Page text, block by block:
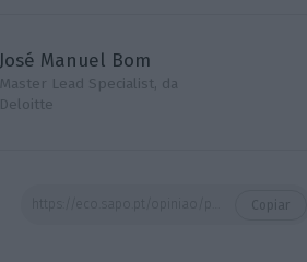
José Manuel Bom
Master Lead Specialist, da
Deloitte